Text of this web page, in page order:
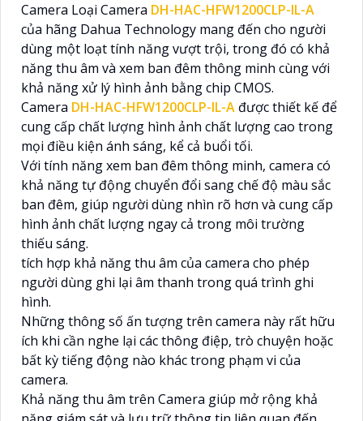
Camera Loại Camera DH-HAC-HFW1200CLP-IL-A
của hãng Dahua Technology mang đến cho người
dùng một loạt tính năng vượt trội, trong đó có khả
năng thu âm và xem ban đêm thông minh cùng với
khả năng xử lý hình ảnh bằng chip CMOS.
Camera DH-HAC-HFW1200CLP-IL-A được thiết kế để
cung cấp chất lượng hình ảnh chất lượng cao trong
mọi điều kiện ánh sáng, kể cả buổi tối.
Với tính năng xem ban đêm thông minh, camera có
khả năng tự động chuyển đổi sang chế độ màu sắc
ban đêm, giúp người dùng nhìn rõ hơn và cung cấp
hình ảnh chất lượng ngay cả trong môi trường
thiếu sáng.
tích hợp khả năng thu âm của camera cho phép
người dùng ghi lại âm thanh trong quá trình ghi
hình.
Những thông số ấn tượng trên camera này rất hữu
ích khi cần nghe lại các thông điệp, trò chuyện hoặc
bất kỳ tiếng động nào khác trong phạm vi của
camera.
Khả năng thu âm trên Camera giúp mở rộng khả